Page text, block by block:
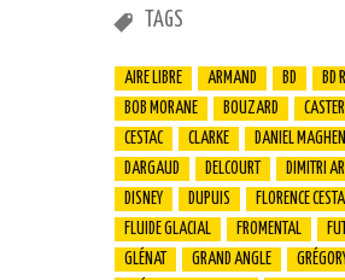
TAGS
AIRE LIBRE ARMAND BD
BD
BOB MORANE
BOUZARD
CESTAC
CLARKE
DANIEL MAGHEN
DARGAUD
DELCOURT
DIMITRI
DISNEY
DUPUIS
FLORENCE
FLUIDE GLACIAL
FROMENTAL
GLÉNAT
GRAND ANGLE